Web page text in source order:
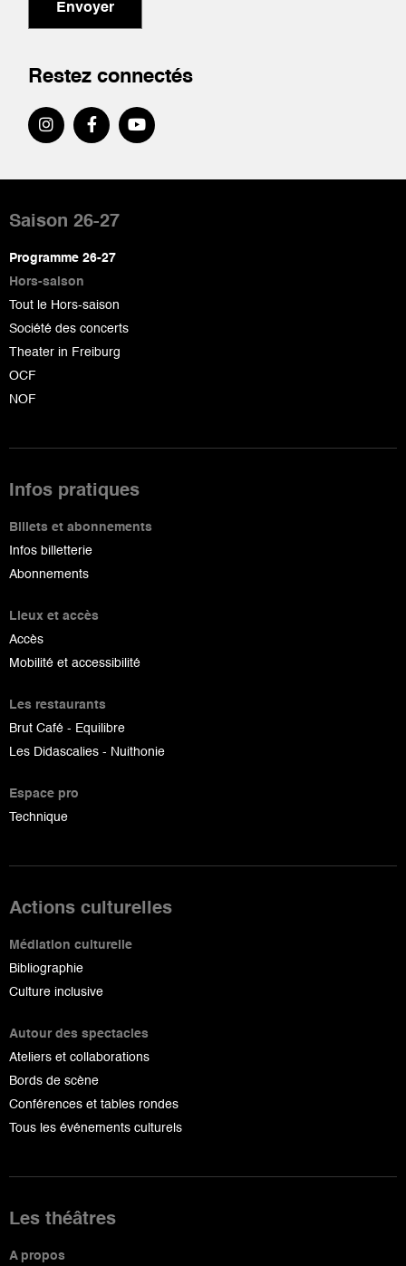
Envoyer
Restez connectés
de
page
Saison 26-27
Programme 26-27
Hors-saison
Tout le Hors-saison
Société des concerts
Theater in Freiburg
OCF
NOF
Infos pratiques
Billets et abonnements
Infos billetterie
Abonnements
Lieux et accès
Accès
Mobilité et accessibilité
Les restaurants
Brut Café - Equilibre
Les Didascalies - Nuithonie
Espace pro
Technique
Actions culturelles
Médiation culturelle
Bibliographie
Culture inclusive
Autour des spectacles
Ateliers et collaborations
Bords de scène
Conférences et tables rondes
Tous les événements culturels
Les théâtres
A propos